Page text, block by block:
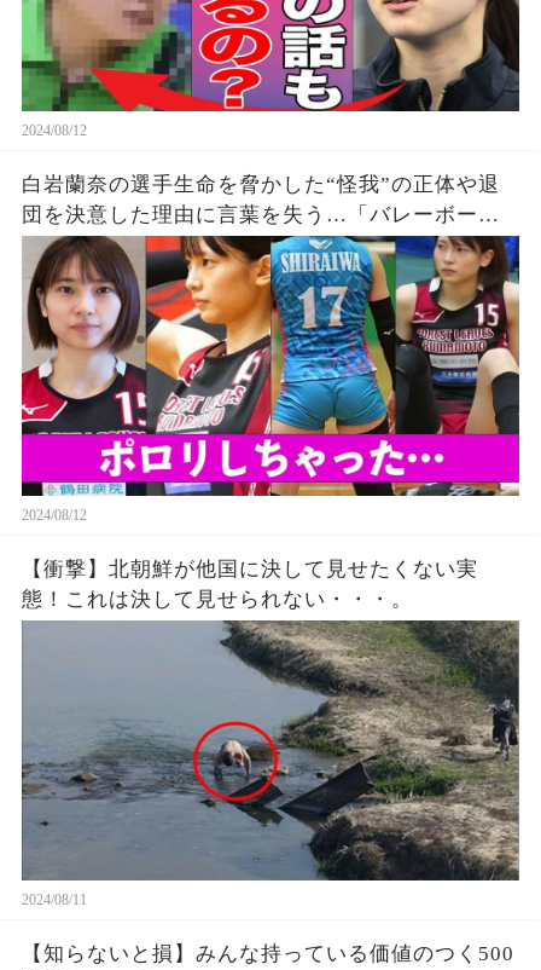
2024/08/12
白岩蘭奈の選手生命を脅かした“怪我”の正体や退
団を決意した理由に言葉を失う…「バレーボー
ル」で活躍する選手の“熱愛”の真相に驚きを隠せ
ない…
2024/08/12
【衝撃】北朝鮮が他国に決して見せたくない実
態！これは決して見せられない・・・。
2024/08/11
【知らないと損】みんな持っている価値のつく500